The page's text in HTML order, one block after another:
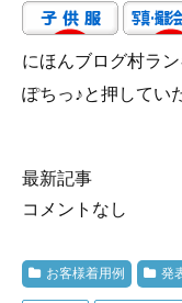
にほんブログ村ラ
ぽちっ♪と押してい
最新記事
コメントなし
お客様着用例 発